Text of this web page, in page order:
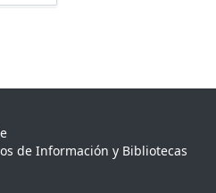
de Información y Bibliotecas